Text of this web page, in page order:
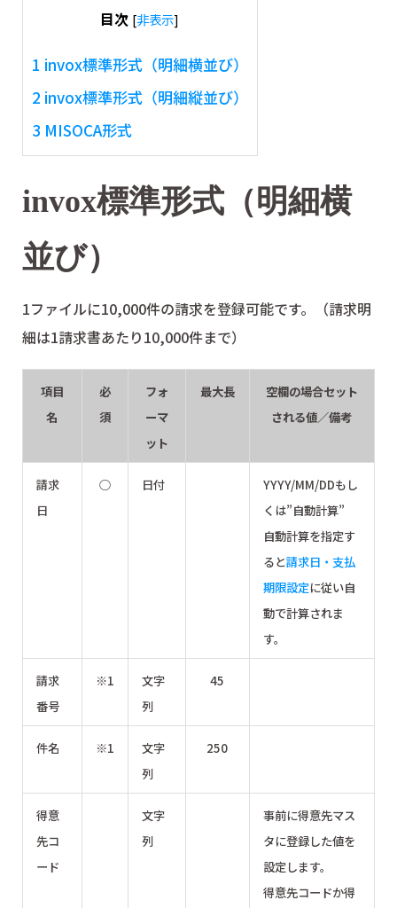
目次 [非表示]
1 invox標準形式（明細横並び）
2 invox標準形式（明細縦並び）
3 MISOCA形式
invox標準形式（明細横
並び）
1ファイルに10,000件の請求を登録可能です。（請求明
細は1請求書あたり10,000件まで）
項目
名
必
須
フォ
ーマ
ット
最大長
空欄の場合セット
される値／備考
請求
日
○ 日付
YYYY/MM/DDもし
くは”自動計算”
自動計算を指定す
ると請求日・支払
期限設定に従い自
動で計算されま
す。
請求
番号
※1
文字
列
45
件名 ※1
文字
列
250
得意
先コ
ード
文字
列
事前に得意先マス
タに登録した値を
設定します。
得意先コードか得